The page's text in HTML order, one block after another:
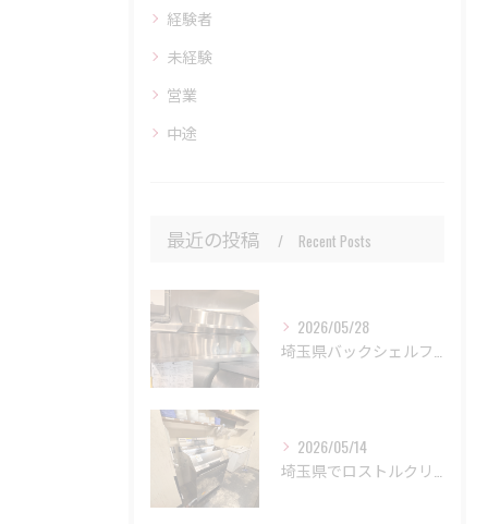
経験者
未経験
営業
中途
最近の投稿 Recent Posts
2026/05/28
2026/05/14